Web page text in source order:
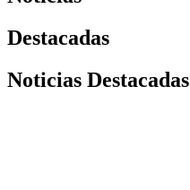
Destacadas
Noticias Destacadas